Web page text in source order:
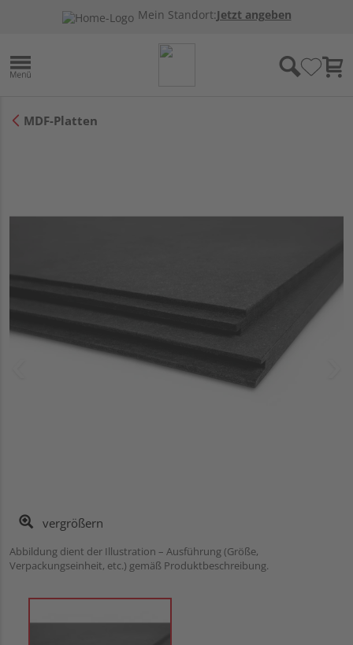
Mein Standort:Jetzt angeben
MDF-Platten
vergrößern
Abbildung dient der Illustration – Ausführung (Größe,
Verpackungseinheit, etc.) gemäß Produktbeschreibung.